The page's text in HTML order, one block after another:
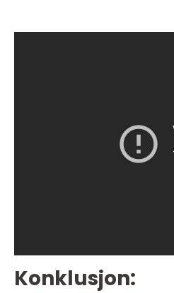
Konklusjon: